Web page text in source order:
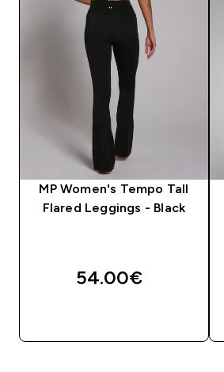
MP Women's Tempo Tall
Flared Leggings - Black
54.00€‎